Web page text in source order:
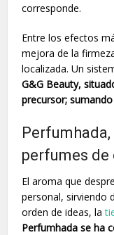
corresponde.
Entre los efectos
mejora de la
localizada. Un
G&G Beauty,
precursor;
perfumes
El aroma que
personal, sirviendo
orden de ideas, la
Perfumhada se ha